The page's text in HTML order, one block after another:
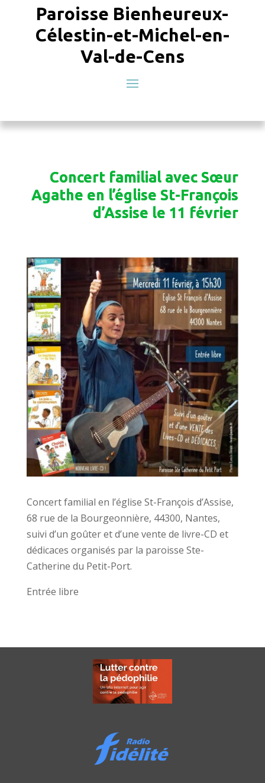
Paroisse Bienheureux-
Célestin-et-Michel-en-
Val-de-Cens
Concert familial avec Sœur
Agathe en l’église St-François
d’Assise le 11 février
Concert familial en l’église St-François d’Assise,
68 rue de la Bourgeonnière, 44300, Nantes,
suivi d’un goûter et d’une vente de livre-CD et
dédicaces organisés par la paroisse Ste-
Catherine du Petit-Port.
Entrée libre